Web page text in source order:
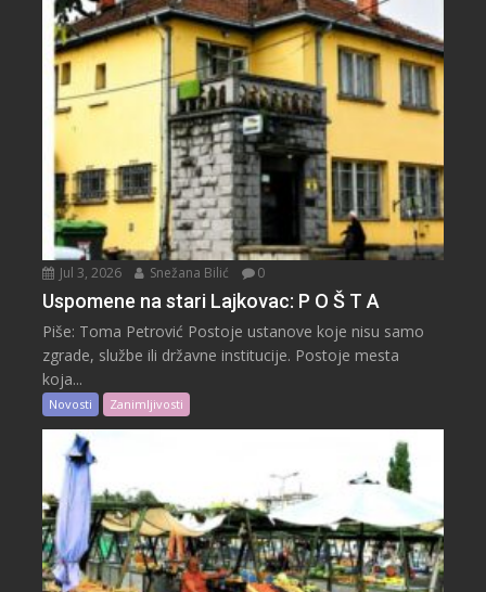
Jul 3, 2026 Snežana Bilić 0
Uspomene na stari Lajkovac: P O Š T A
Piše: Toma Petrović Postoje ustanove koje nisu samo
zgrade, službe ili državne institucije. Postoje mesta
koja...
Novosti Zanimljivosti